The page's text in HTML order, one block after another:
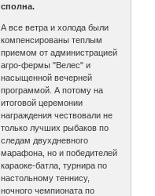
сполна.
А все ветра и холода были
компенсированы теплым
приемом от администрацией
агро-фермы "Велес" и
насыщенной вечерней
программой. А потому на
итоговой церемонии
награждения чествовали не
только лучших рыбаков по
следам двухдневного
марафона, но и победителей
караоке-батла, турнира по
настольному теннису,
ночного чемпионата по